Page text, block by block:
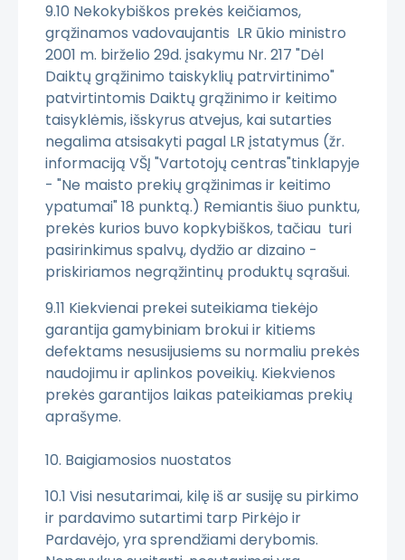
9.10 Nekokybiškos prekės keičiamos,
grąžinamos vadovaujantis LR ūkio ministro
2001 m. birželio 29d. įsakymu Nr. 217 "Dėl
Daiktų grąžinimo taiskyklių patrvirtinimo"
patvirtintomis Daiktų grąžinimo ir keitimo
taisyklėmis, išskyrus atvejus, kai sutarties
negalima atsisakyti pagal LR įstatymus (žr.
informaciją VŠĮ "Vartotojų centras"tinklapyje
- "Ne maisto prekių grąžinimas ir keitimo
ypatumai" 18 punktą.) Remiantis šiuo punktu,
prekės kurios buvo kopkybiškos, tačiau turi
pasirinkimus spalvų, dydžio ar dizaino -
priskiriamos negrąžintinų produktų sąrašui.
9.11 Kiekvienai prekei suteikiama tiekėjo
garantija gamybiniam brokui ir kitiems
defektams nesusijusiems su normaliu prekės
naudojimu ir aplinkos poveikių. Kiekvienos
prekės garantijos laikas pateikiamas prekių
aprašyme.
10. Baigiamosios nuostatos
10.1 Visi nesutarimai, kilę iš ar susiję su pirkimo
ir pardavimo sutartimi tarp Pirkėjo ir
Pardavėjo, yra sprendžiami derybomis.